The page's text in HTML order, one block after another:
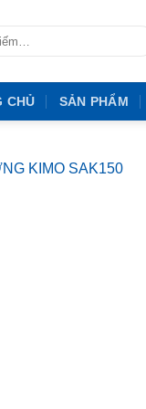
CHỦ SẢN PHẨM